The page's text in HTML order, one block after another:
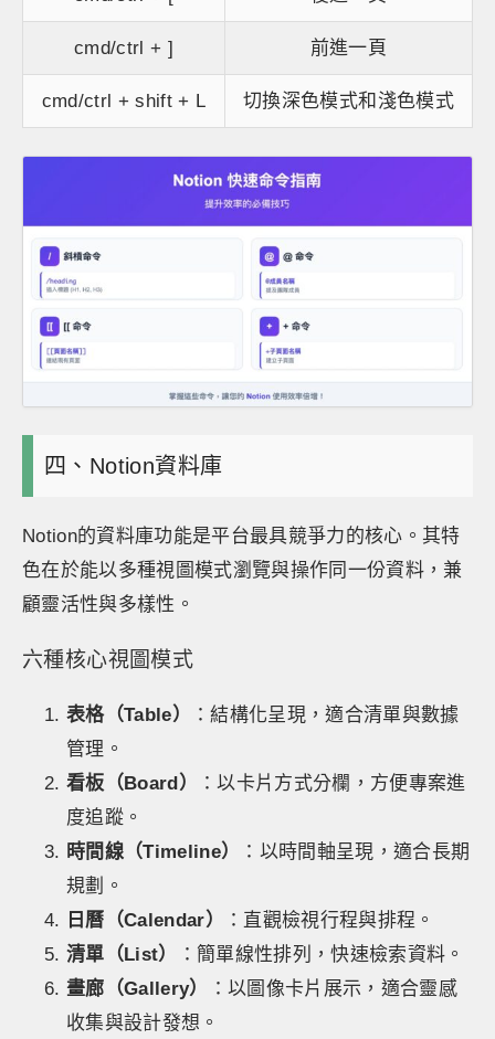
cmd/ctrl + ] 前進一頁
cmd/ctrl + shift + L 切換深色模式和淺色模式
四、Notion資料庫
Notion的資料庫功能是平台最具競爭力的核心。其特
色在於能以多種視圖模式瀏覽與操作同一份資料，兼
顧靈活性與多樣性。
六種核心視圖模式
表格（Table）
：結構化呈現，適合清單與數據
管理。
看板（Board）
：以卡片方式分欄，方便專案進
度追蹤。
時間線（Timeline）
：以時間軸呈現，適合長期
規劃。
日曆（Calendar）
：直觀檢視行程與排程。
清單（List）
：簡單線性排列，快速檢索資料。
畫廊（Gallery）
：以圖像卡片展示，適合靈感
收集與設計發想。